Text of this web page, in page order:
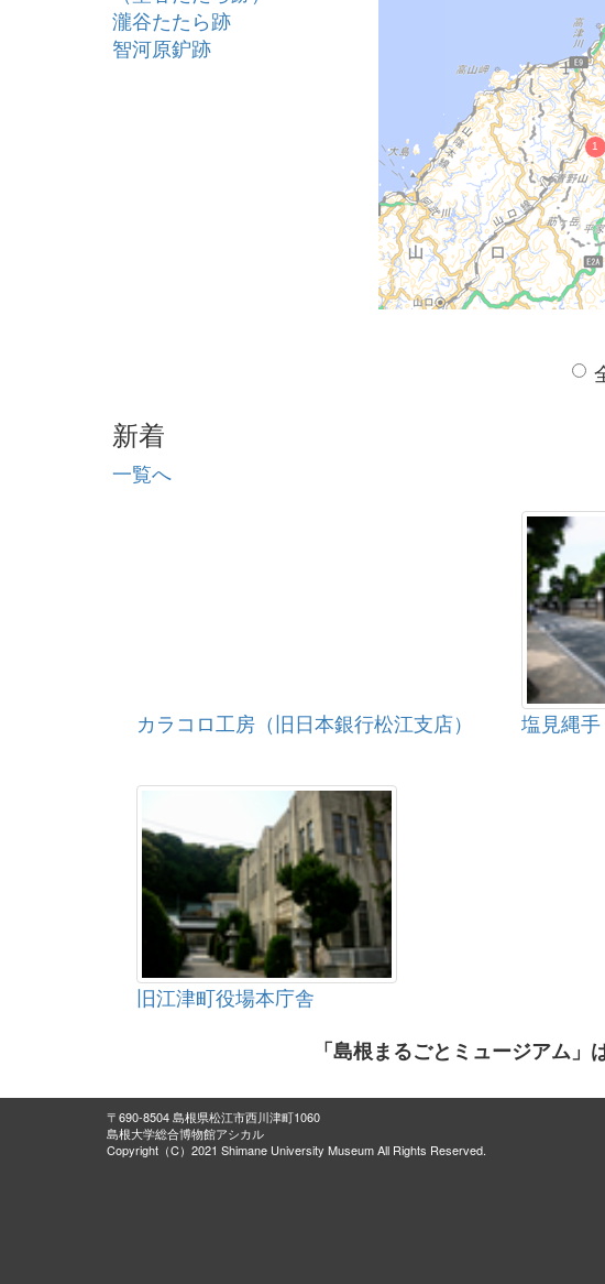
瀧谷たたら跡
智河原鈩跡
新着
一覧へ
カラコロ工房（旧日本銀行松江支店） 塩見縄手
旧江津町役場本庁舎
「島根まるごとミュージアム
〒690-8504 島根県松江市西川津町1060
島根大学総合博物館アシカル
Copyright（C）2021 Shimane University Museum All Rights Reserved.